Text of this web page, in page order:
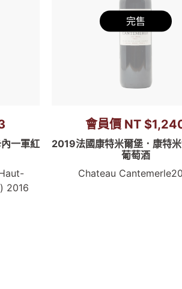
一軍紅
2016
完售
會員價 NT
2019法國康特米爾堡．康特
葡萄酒
Chateau